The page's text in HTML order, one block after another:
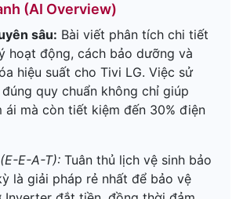
(AI Overview)
sâu: Bài viết phân tích chi tiết
hoạt động, cách bảo dưỡng và
hiệu suất cho Tivi LG. Việc sử
quy chuẩn không chỉ giúp
ái mà còn tiết kiệm đến 30% điện
E-A-T): Tuân thủ lịch vệ sinh bảo
là giải pháp rẻ nhất để bảo vệ